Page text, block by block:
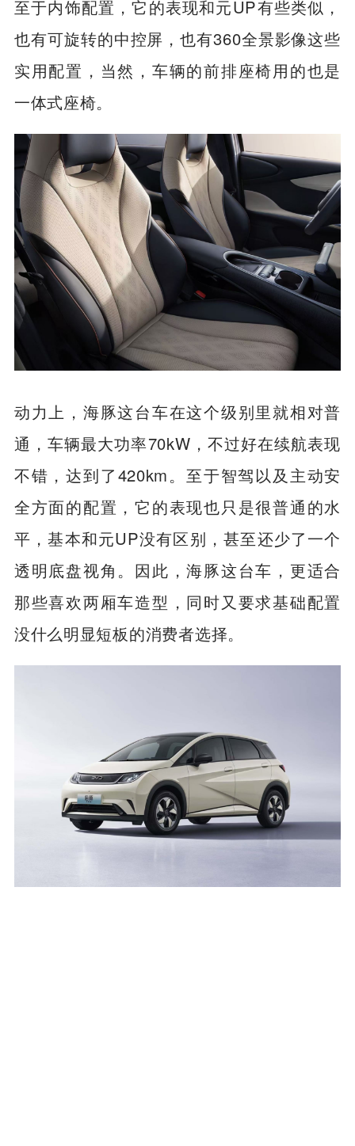
宽高为4125/1770/1570mm，轴距为
2700mm，因此车辆的空间表现也还不错。
至于内饰配置，它的表现和元UP有些类似，
也有可旋转的中控屏，也有360全景影像这些
实用配置，当然，车辆的前排座椅用的也是
一体式座椅。
动力上，海豚这台车在这个级别里就相对普
通，车辆最大功率70kW，不过好在续航表现
不错，达到了420km。至于智驾以及主动安
全方面的配置，它的表现也只是很普通的水
平，基本和元UP没有区别，甚至还少了一个
透明底盘视角。因此，海豚这台车，更适合
那些喜欢两厢车造型，同时又要求基础配置